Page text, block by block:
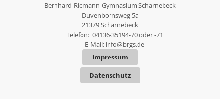
Bernhard-Riemann-Gymnasium Scharnebeck
Duvenbornsweg 5a
21379 Scharnebeck
Telefon: 04136-35194-70 oder -71
E-Mail: info@brgs.de
Impressum
Datenschutz